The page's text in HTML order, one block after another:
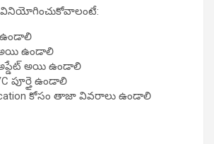
వినియోగించుకోవాలంటే:
ఉండాలి
అయి ఉండాలి
అయి ఉండాలి
పూర్తై ఉండాలి
కోసం తాజా వివరాలు ఉండాలి